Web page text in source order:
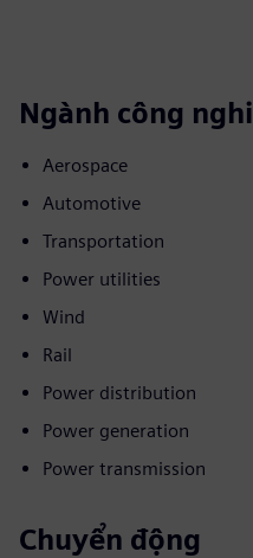
Ngành công
Aerospace
Automotive
Transportation
Power utilities
Wind
Rail
Power distribution
Power generation
Power transmission
Chuyển động